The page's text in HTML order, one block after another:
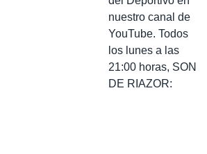
nuestro canal de
YouTube. Todos
los lunes a las
21:00 horas, SON
DE RIAZOR: